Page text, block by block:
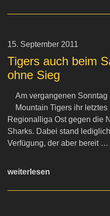
15. September 2011
Tigers auch beim
ohne Sieg
Am vergangenen
Mountain Tigers ihr
Regionalliga Ost gegen die
Sharks. Dabei stand
Verfügung, der aber bereit …
weiterlesen